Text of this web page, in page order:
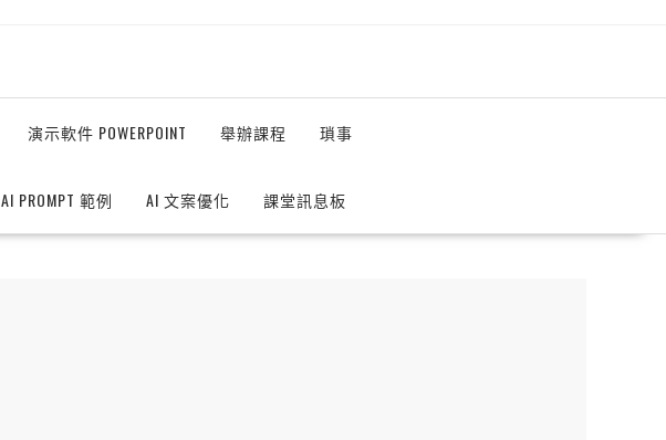
演示軟件 POWERPOINT 舉辦課程 瑣事
AI PROMPT 範例 AI 文案優化 課堂訊息板